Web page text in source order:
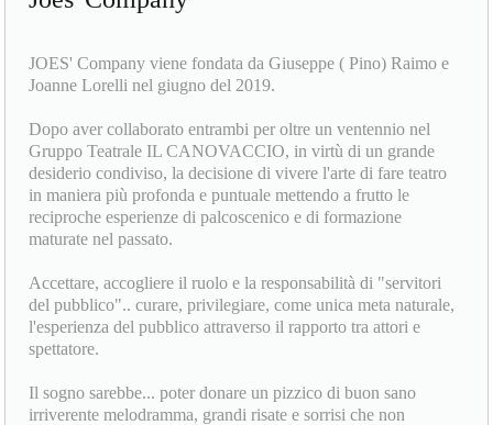
Joes' Company
JOES' Company viene fondata da Giuseppe ( Pino) Raimo e
Joanne Lorelli nel giugno del 2019.
Dopo aver collaborato entrambi per oltre un ventennio nel
Gruppo Teatrale IL CANOVACCIO, in virtù di un grande
desiderio condiviso, la decisione di vivere l'arte di fare teatro
in maniera più profonda e puntuale mettendo a frutto le
reciproche esperienze di palcoscenico e di formazione
maturate nel passato.
Accettare, accogliere il ruolo e la responsabilità di "servitori
del pubblico".. curare, privilegiare, come unica meta naturale,
l'esperienza del pubblico attraverso il rapporto tra attori e
spettatore.